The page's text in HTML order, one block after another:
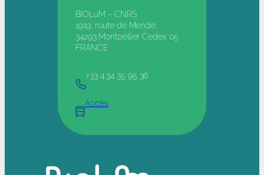
BIOLuM – CNRS
1919, route de Mende,
34293 Montpellier Cedex 05
FRANCE
+33 4 34 35 95 36
Accès